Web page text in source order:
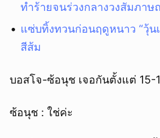
ทำร้ายจนร่วงกลางวงสัมภาษ
แซ่บทิ้งทวนก่อนฤดูหนาว “วุ้น
สีส้ม
บอสโจ-ซ้อนุช เจอกันตั้งแต่ 15-
ซ้อนุช : ใช่ค่ะ